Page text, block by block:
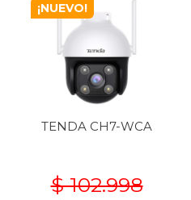
¡NUEVO!
TENDA CH7-WCA
$ 102.998